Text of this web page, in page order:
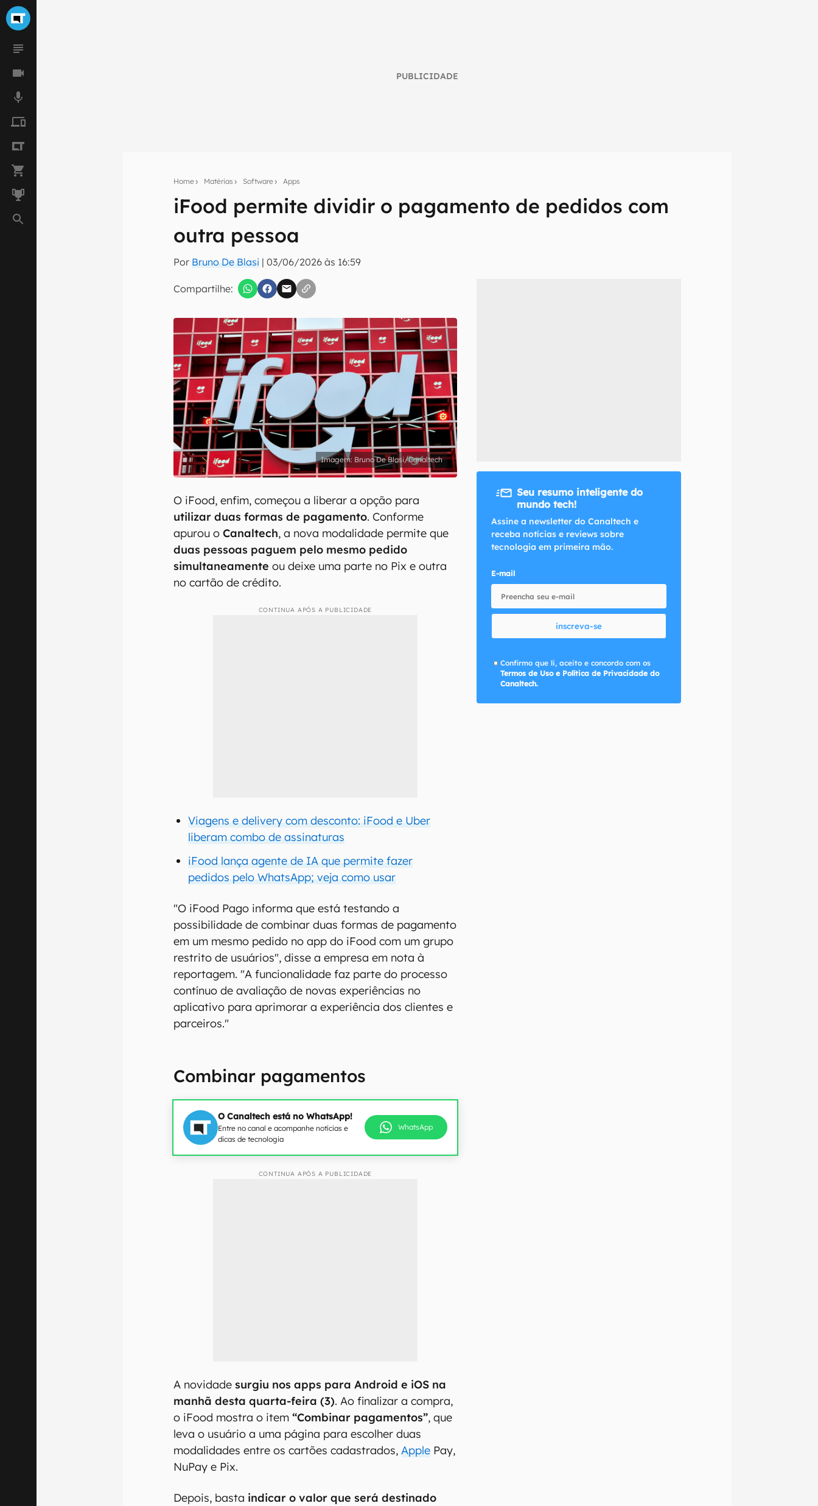
PUBLICIDADE
Home Matérias Software Apps
iFood permite dividir o pagamento de pedidos com
outra pessoa
Por Bruno De Blasi |03/06/2026 às 16:59
Compartilhe:
Seu resumo inteligente do mundo tech!
Assine a newsletter do Canaltech e receba notícias e reviews sobre tecnologia em primeira
mão.
E-mail
Confirmo que li, aceito e concordo com os Termos de Uso e Política de Privacidade do Canaltech.
Bruno De Blasi/Canaltech
O iFood, enfim, começou a liberar a opção para
utilizar duas formas de pagamento. Conforme
apurou oCanaltech, a nova modalidade permite que
duas pessoas paguem pelo mesmo pedido
simultaneamente ou deixe uma parte no Pix e outra
no cartão de crédito.
CONTINUA APÓS A PUBLICIDADE
Viagens e delivery com desconto: iFood e Uber
liberam combo de assinaturas
iFood lança agente de IA que permite fazer
pedidos pelo WhatsApp; veja como usar
"O iFood Pago informa que está testando a
possibilidade de combinar duas formas de pagamento
em um mesmo pedido no app do iFood com um grupo
restrito de usuários", disse a empresa em nota à
reportagem. "A funcionalidade faz parte do processo
contínuo de avaliação de novas experiências no
aplicativo para aprimorar a experiência dos clientes e
parceiros."
Combinar pagamentos
O Canaltech está no WhatsApp!
Entre no canal e acompanhe notícias e
dicas de tecnologia
WhatsApp
CONTINUA APÓS A PUBLICIDADE
A novidadesurgiu nos apps para Android e iOS na
manhã desta quarta-feira (3). Ao finalizar a compra,
o iFood mostra o item“Combinar pagamentos”, que
leva o usuário a uma página para escolher duas
modalidades entre os cartões cadastrados,Apple Pay,
NuPay e Pix.
Depois, basta indicar o valor que será destinado
Seu resumo inteligente do
mundo tech!
Assine a newsletter do Canaltech e
receba notícias e reviews sobre
tecnologia em primeira mão.
E-mail
inscreva-se
Confirmo que li, aceito e concordo com os
Termos de Uso e Política de Privacidade do
Canaltech.